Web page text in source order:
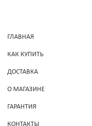
ГЛАВНАЯ
КАК КУПИТЬ
ДОСТАВКА
О МАГАЗИНЕ
ГАРАНТИЯ
КОНТАКТЫ